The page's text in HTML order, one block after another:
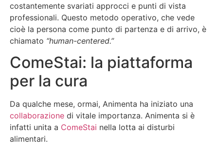
costantemente svariati approcci e punti di vista
professionali. Questo metodo operativo, che vede
cioè la persona come punto di partenza e di arrivo, è
chiamato “human-centered.”
ComeStai: la piattaforma
per la cura
Da qualche mese, ormai, Animenta ha iniziato una
collaborazione di vitale importanza. Animenta si è
infatti unita a ComeStai nella lotta ai disturbi
alimentari.